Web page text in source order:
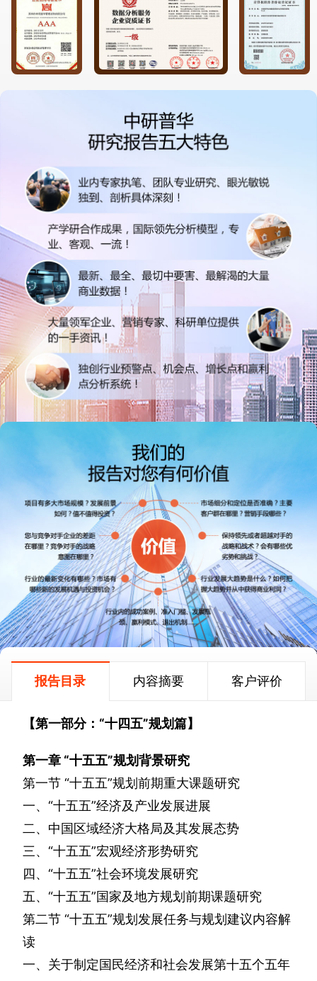
报告目录 内容摘要 客户评价
【第一部分：“十四五”规划篇】
第一章 “十五五”规划背景研究
第一节 “十五五”规划前期重大课题研究
一、“十五五”经济及产业发展进展
二、中国区域经济大格局及其发展态势
三、“十五五”宏观经济形势研究
四、“十五五”社会环境发展研究
五、“十五五”国家及地方规划前期课题研究
第二节 “十五五”规划发展任务与规划建议内容解
读
一、关于制定国民经济和社会发展第十五个五年